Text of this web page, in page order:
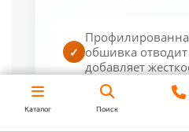
✓ обшивка
добавляет
Сердечник
Каталог Поиск